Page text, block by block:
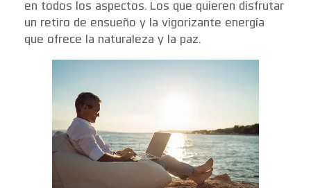
en todos los aspectos. Los que quieren disfrutar
un retiro de ensueño y la vigorizante energía
que ofrece la naturaleza y la paz.